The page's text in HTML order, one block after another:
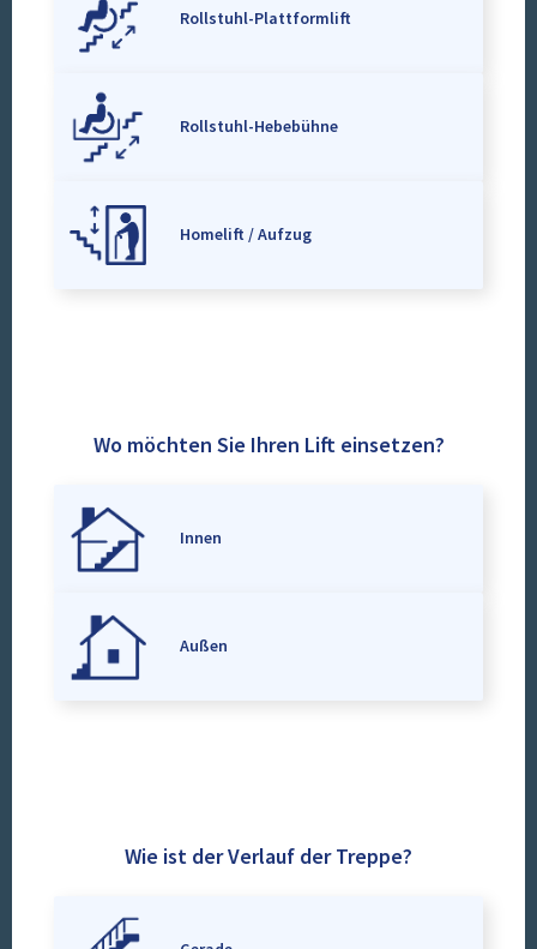
Rollstuhl-Plattformlift
Rollstuhl-Hebebühne
Homelift / Aufzug
Wo möchten Sie Ihren Lift einsetzen?
Innen
Außen
Wie ist der Verlauf der Treppe?